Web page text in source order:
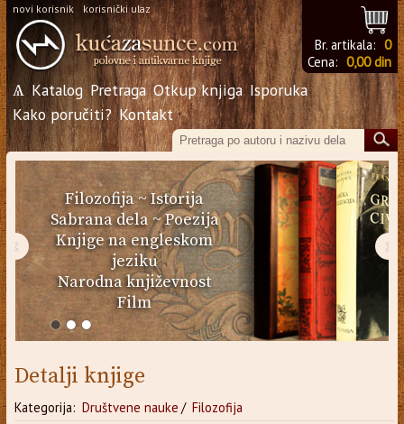
novi korisnik korisnički ulaz
Br. artikala: 0
Cena: 0,00 din
Ѧ Katalog Pretraga Otkup knjiga Isporuka
Kako poručiti? Kontakt
Filozofija~Istorija
Sabrana dela~Poezija
Knjige na engleskom
jeziku
Narodna književnost
Film
‹ ›
Detalji knjige
Kategorija: Društvene nauke / Filozofija